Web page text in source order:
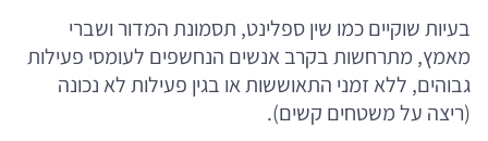
בעיות שוקיים כמו שין ספלינט, תסמונת המדור ושברי
מאמץ, מתרחשות בקרב אנשים הנחשפים לעומסי פעילות
גבוהים, ללא זמני התאוששות או בגין פעילות לא נכונה
(ריצה על משטחים קשים).